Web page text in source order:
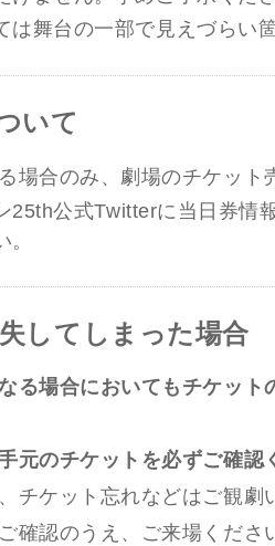
は舞台の一部で見えづらい
いて
場合のみ、劇場のチケッ
25th公式Twitterに当日券情
してしまった場合
る場合においてもチケッ
元のチケットを必ずご確認
チケット忘れなどはご観
確認のうえ、ご来場くださ